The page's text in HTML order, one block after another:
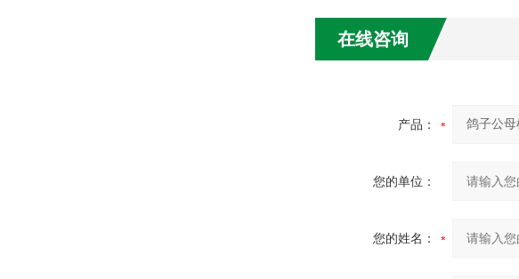
在线咨询
产品：
您的单位：
您的姓名：